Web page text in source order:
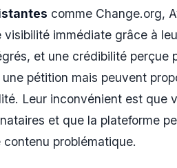
comme Change.org,
visibilité immédiate grâce à
et une crédibilité perçue
pétition mais peuvent
Leur inconvénient est que
et que la plateforme
problématique.